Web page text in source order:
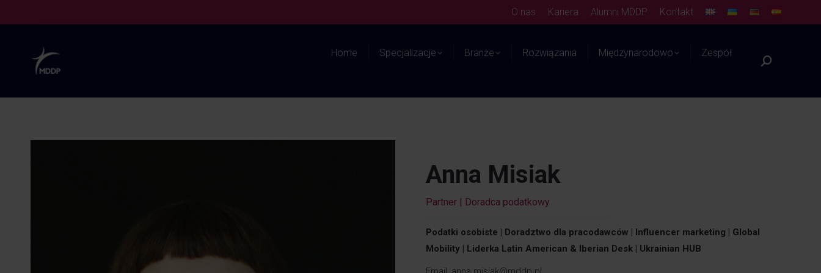
O nas Kariera Alumni MDDP Kontakt
Home Specjalizacje Branże Rozwiązania Międzynarodowo Zespół
Szukaj:
Anna Misiak
Partner | Doradca podatkowy
Podatki osobiste | Doradztwo dla pracodawców | Influencer marketing | Global
Mobility | Liderka Latin American & Iberian Desk | Ukrainian HUB